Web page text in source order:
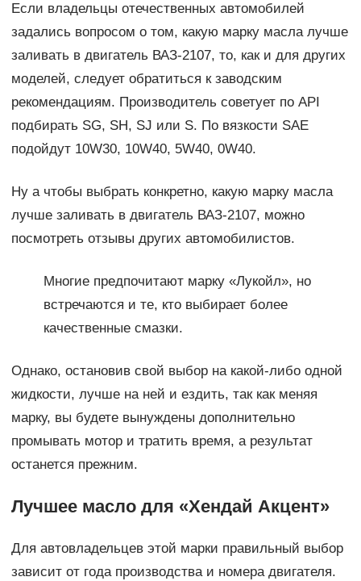
Если владельцы отечественных автомобилей
задались вопросом о том, какую марку масла лучше
заливать в двигатель ВАЗ-2107, то, как и для других
моделей, следует обратиться к заводским
рекомендациям. Производитель советует по API
подбирать SG, SH, SJ или S. По вязкости SAE
подойдут 10W30, 10W40, 5W40, 0W40.
Ну а чтобы выбрать конкретно, какую марку масла
лучше заливать в двигатель ВАЗ-2107, можно
посмотреть отзывы других автомобилистов.
Многие предпочитают марку «Лукойл», но
встречаются и те, кто выбирает более
качественные смазки.
Однако, остановив свой выбор на какой-либо одной
жидкости, лучше на ней и ездить, так как меняя
марку, вы будете вынуждены дополнительно
промывать мотор и тратить время, а результат
останется прежним.
Лучшее масло для «Хендай Акцент»
Для автовладельцев этой марки правильный выбор
зависит от года производства и номера двигателя.